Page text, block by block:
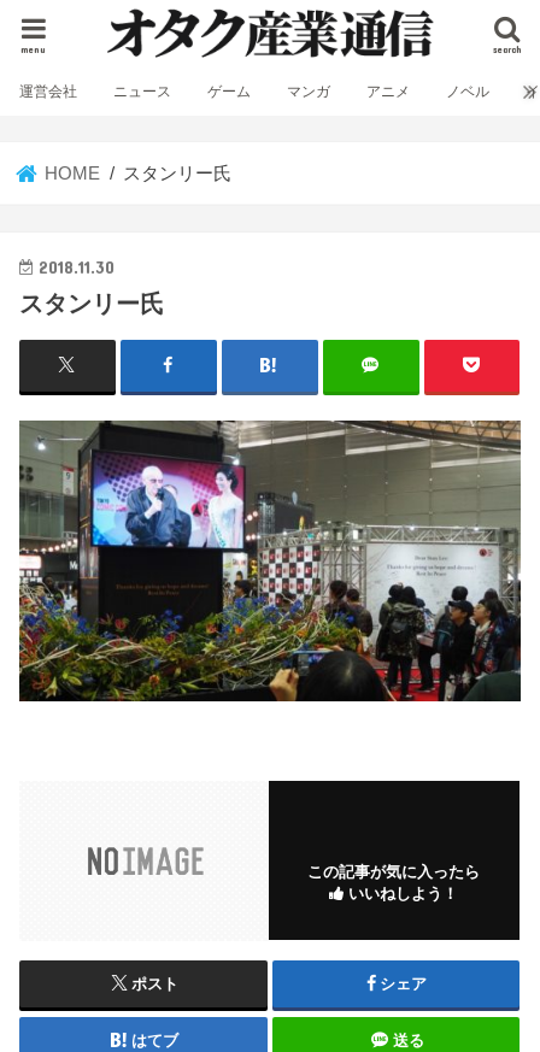
search
menu
運営会社 ニュース ゲーム マンガ アニメ ノベル
HOME スタンリー氏
2018.11.30
スタンリー氏
この記事が気に入ったら
いいねしよう！
ポスト シェア
はてブ 送る